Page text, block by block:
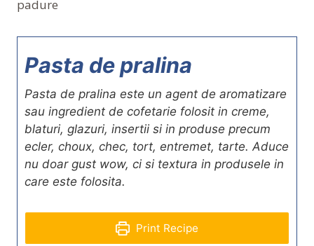
padure
Pasta de pralina
Pasta de pralina este un agent de aromatizare
sau ingredient de cofetarie folosit in creme,
blaturi, glazuri, insertii si in produse precum
ecler, choux, chec, tort, entremet, tarte. Aduce
nu doar gust wow, ci si textura in produsele in
care este folosita.
Print Recipe